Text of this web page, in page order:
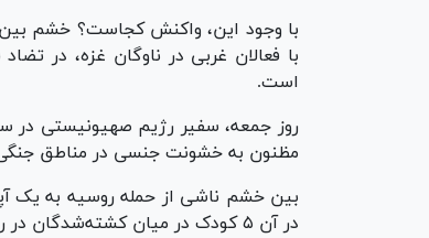
با وجود این، واکنش کجاست؟ خشم
با فعالان غربی در ناوگان غزه، در
است.
روز جمعه، سفیر رژیم صهیونیستی در
مظنون به خشونت جنسی در مناطق
بین خشم ناشی از حمله روسیه به یک
در آن ۵ کودک در میان کشته‌شدگان در روز اول عید قربان بودند، شکاف مشابهی وجود دارد.